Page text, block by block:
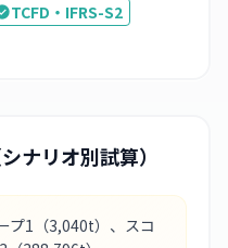
TCFD・IFRS-S2
ナリオ別試算）
プ1 （3,040t） 、スコ